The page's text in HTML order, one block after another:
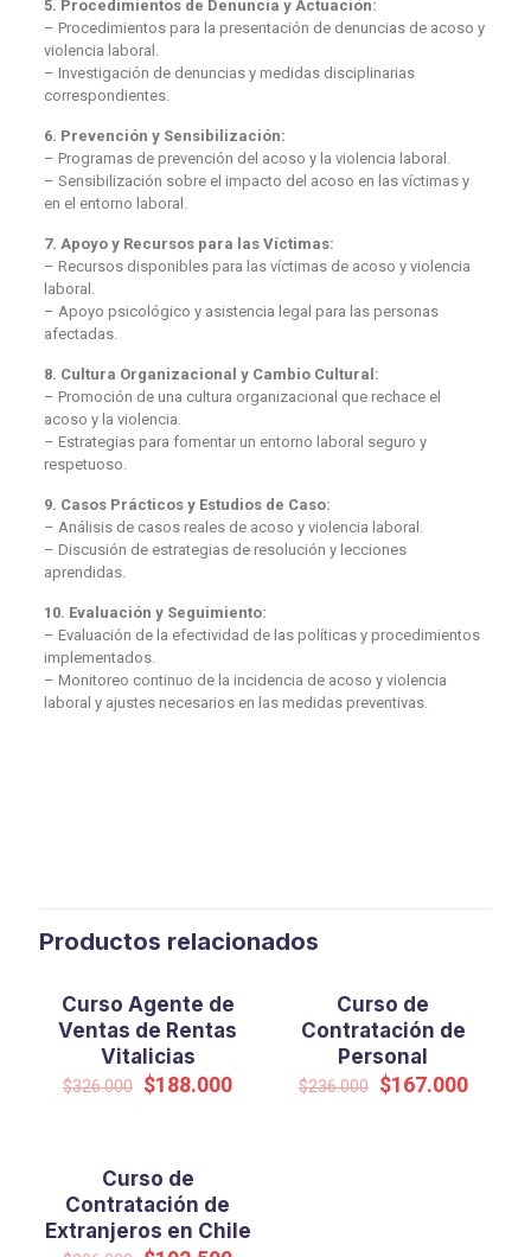
5. Procedimientos de Denuncia y Actuación:
– Procedimientos para la presentación de denuncias de acoso y
violencia laboral.
– Investigación de denuncias y medidas disciplinarias
correspondientes.
6. Prevención y Sensibilización:
– Programas de prevención del acoso y la violencia laboral.
– Sensibilización sobre el impacto del acoso en las víctimas y
en el entorno laboral.
7. Apoyo y Recursos para las Víctimas:
– Recursos disponibles para las víctimas de acoso y violencia
laboral.
– Apoyo psicológico y asistencia legal para las personas
afectadas.
8. Cultura Organizacional y Cambio Cultural:
– Promoción de una cultura organizacional que rechace el
acoso y la violencia.
– Estrategias para fomentar un entorno laboral seguro y
respetuoso.
9. Casos Prácticos y Estudios de Caso:
– Análisis de casos reales de acoso y violencia laboral.
– Discusión de estrategias de resolución y lecciones
aprendidas.
10. Evaluación y Seguimiento:
– Evaluación de la efectividad de las políticas y procedimientos
implementados.
– Monitoreo continuo de la incidencia de acoso y violencia
laboral y ajustes necesarios en las medidas preventivas.
Productos relacionados
EN OFERTA
Curso Agente de
Ventas de Rentas
Vitalicias
$326.000 El
$326.000.
$188.000El
EN OFERTA
Curso de
Contratación de
Personal
$236.000 El
$167.000El
EN OFERTA
Curso de
Contratación de
Extranjeros en Chile